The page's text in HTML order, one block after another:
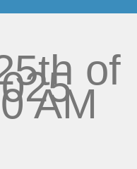
of
AM